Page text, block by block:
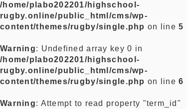
/home/plabo202201/highschool-
rugby.online/public_html/cms/wp-
content/themes/rugby/single.php on line5
Warning: Undefined array key 0 in
/home/plabo202201/highschool-
rugby.online/public_html/cms/wp-
content/themes/rugby/single.php on line6
Warning: Attempt to read property "term_id"